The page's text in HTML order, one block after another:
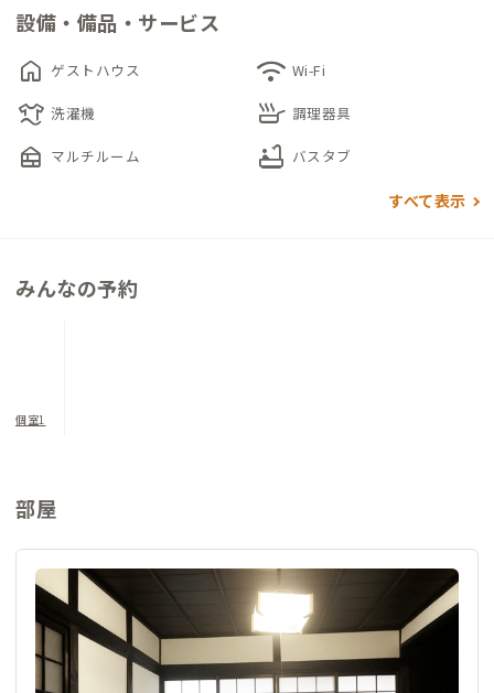
設備・備品・サービス
home ゲストハウス wifi Wi-Fi
laundry 洗濯機 skillet 調理器具
nest_multi_room マルチルーム bathtub バスタブ
すべて表示
みんなの予約
個室1
部屋